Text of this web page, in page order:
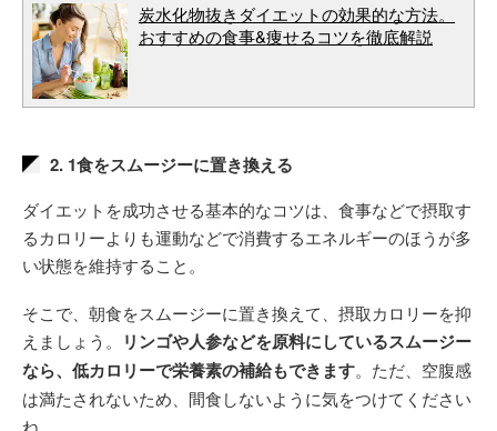
炭水化物抜きダイエットの効果的な方法。
おすすめの食事&痩せるコツを徹底解説
2. 1食をスムージーに置き換える
ダイエットを成功させる基本的なコツは、食事などで摂取す
るカロリーよりも運動などで消費するエネルギーのほうが多
い状態を維持すること。
そこで、朝食をスムージーに置き換えて、摂取カロリーを抑
えましょう。
リンゴや人参などを原料にしているスムージー
なら、低カロリーで栄養素の補給もできます。ただ、空腹感
は満たされないため、間食しないように気をつけてください
ね。